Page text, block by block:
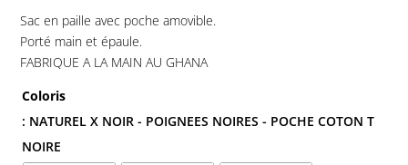
Sac en paille avec poche amovible.
Porté main et épaule.
FABRIQUE A LA MAIN AU GHANA
Coloris
: NATUREL X NOIR - POIGNEES NOIRES - POCHE COTON T
NOIRE